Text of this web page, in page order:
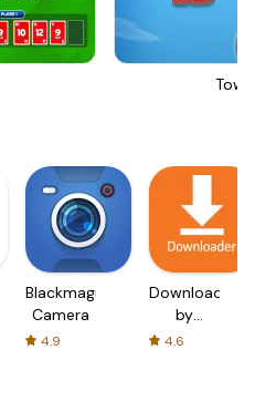
Blackmagic
Camera
4.9
Downloader
by
AFTVnews
4.6